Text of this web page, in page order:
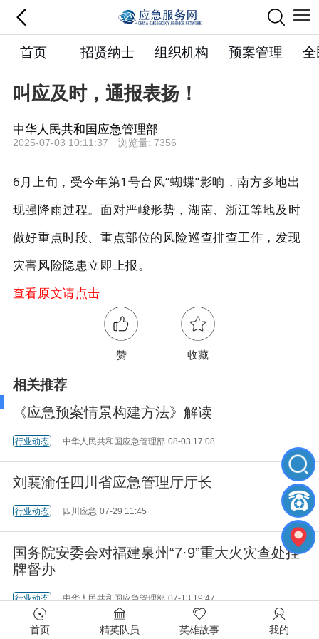
首页 招贤纳士 组织机构 预案管理
叫应及时，通报表扬！
中华人民共和国应急管理部
2025-07-03 10:11:37 浏览量: 7356
6月上旬，受今年第1号台风“蝴蝶”影响，南方多地出
现强降雨过程。面对严峻形势，湖南、浙江等地及时
做好重点时段、重点部位的风险巡查排查工作，发现
灾害风险隐患立即上报。
查看原文请点击
赞 收藏
相关推荐
《应急预案情景构建方法》解读
行业动态 中华人民共和国应急管理部 08-03 17:08
刘襄渝任四川省应急管理厅厅长
行业动态 四川应急 07-29 11:45
国务院安委会对福建泉州“7·9”重大火灾查处挂
牌督办
行业动态 中华人民共和国应急管理部 07-13 19:47
首页 精英队员 英雄故事 我的